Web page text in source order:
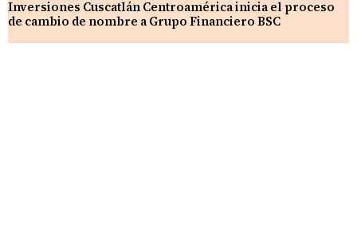
Inversiones Cuscatlán Centroamérica inicia el proceso
de cambio de nombre a Grupo Financiero BSC